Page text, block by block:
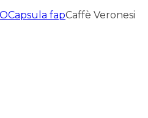
Capsula fapCaffè Veronesi